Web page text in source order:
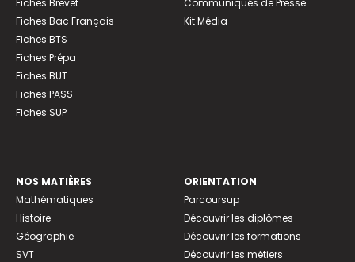
Fiches Bac Français
Fiches BTS
Fiches Prépa
Fiches BUT
Fiches PASS
Fiches SUP
Kit Média
NOS MATIÈRES
Mathématiques
Histoire
Géographie
SVT
ORIENTATION
Parcoursup
Découvrir les diplômes
Découvrir les formations
Découvrir les métiers